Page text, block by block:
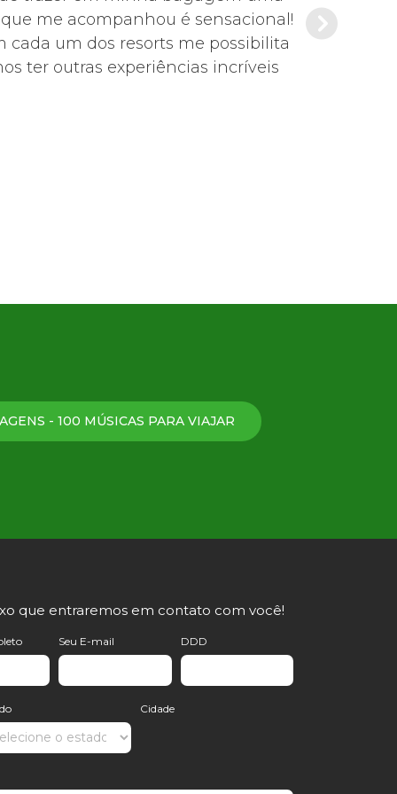
me acompanhou é sensacional!
cada um dos resorts me possibilita
ter outras experiências incríveis
- 100 MÚSICAS PARA VIAJAR
que entraremos em contato com você!
Seu E-mail DDD
Cidade